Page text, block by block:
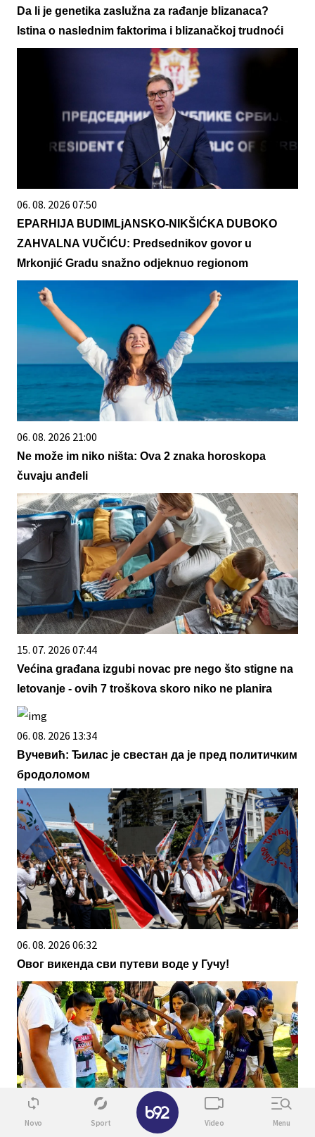
Da li je genetika zaslužna za rađanje blizanaca?
Istina o naslednim faktorima i blizanačkoj trudnoći
06. 08. 2026 07:50
EPARHIJA BUDIMLjANSKO-NIKŠIĆKA DUBOKO
ZAHVALNA VUČIĆU: Predsednikov govor u
Mrkonjić Gradu snažno odjeknuo regionom
06. 08. 2026 21:00
Ne može im niko ništa: Ova 2 znaka horoskopa
čuvaju anđeli
15. 07. 2026 07:44
Većina građana izgubi novac pre nego što stigne na
letovanje - ovih 7 troškova skoro niko ne planira
06. 08. 2026 13:34
Вучевић: Ђилас је свестан да је пред политичким
бродоломом
06. 08. 2026 06:32
Овог викенда сви путеви воде у Гучу!
Novo Sport Video Menu
✕